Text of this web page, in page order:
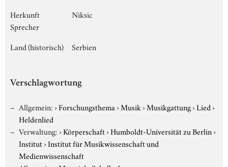
Herkunft
Sprecher
Niksic
Land (historisch) Serbien
Verschlagwortung
Allgemein:›Forschungsthema›Musik›Musikgattung›Lied›
Heldenlied
Verwaltung:›Körperschaft›Humboldt-Universität zu Berlin›
Institut›Institut für Musikwissenschaft und
Medienwissenschaft